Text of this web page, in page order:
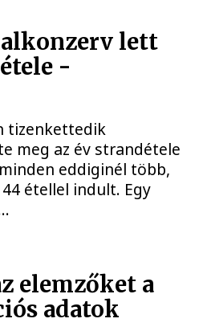
lett
-
tizenkettedik
meg az év strandétele
eddiginél több,
étellel indult. Egy
elemzőket a
adatok